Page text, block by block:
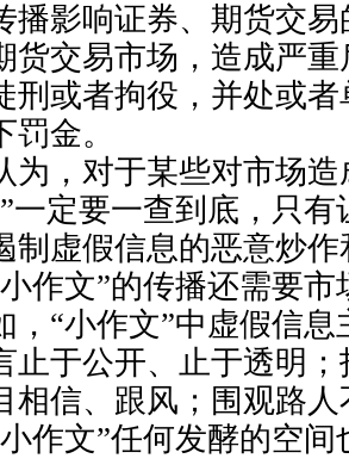
播影响证券、期货交
货交易市场，造成严
刑或者拘役，并处或
金。
，对于某些对市场造
一定要一查到底，只
制虚假信息的恶意炒
作文”的传播还需要
，“小作文”中虚假信息
止于公开、止于透明
相信、跟风；围观路
作文”任何发酵的空